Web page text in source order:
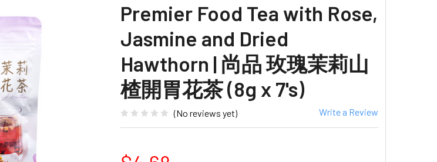
Premier Food Tea with Rose,
Jasmine and Dried
Hawthorn | 尚品 玫瑰茉莉山
楂開胃花茶 (8g x 7's)
(No reviews yet) Write a Review